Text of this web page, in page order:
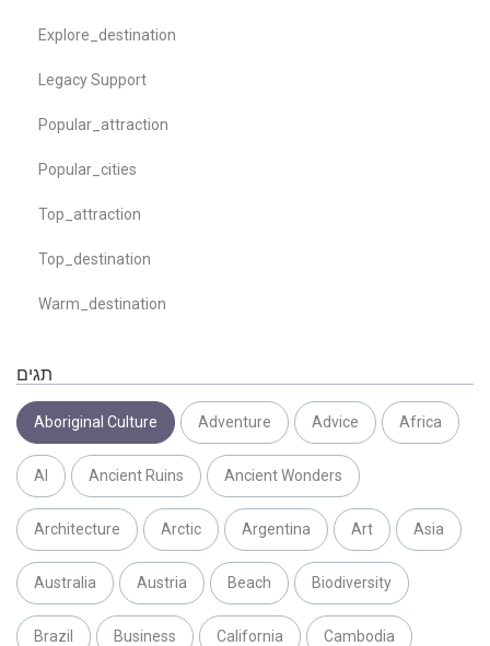
Explore_destination
Legacy Support
Popular_attraction
Popular_cities
Top_attraction
Top_destination
Warm_destination
תגים
Aboriginal Culture Adventure Advice Africa
AI Ancient Ruins Ancient Wonders
Architecture Arctic Argentina Art Asia
Australia Austria Beach Biodiversity
Brazil Business California Cambodia